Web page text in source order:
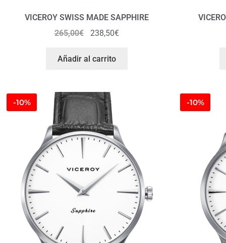
VICEROY SWISS MADE SAPPHIRE
265,00€ 238,50€
Añadir al carrito
-10% -10%